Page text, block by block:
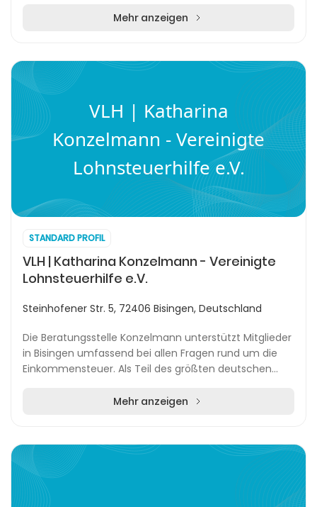
Mehr anzeigen
VLH | Katharina
Konzelmann - Vereinigte
Lohnsteuerhilfe e.V.
STANDARD PROFIL
VLH | Katharina Konzelmann - Vereinigte
Lohnsteuerhilfe e.V.
Steinhofener Str. 5, 72406 Bisingen, Deutschland
Die Beratungsstelle Konzelmann unterstützt Mitglieder
in Bisingen umfassend bei allen Fragen rund um die
Einkommensteuer. Als Teil des größten deutschen
Mehr anzeigen